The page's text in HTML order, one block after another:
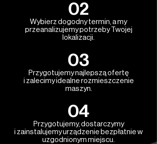
02
Wybierz dogodny termin, a my
przeanalizujemy potrzeby Twojej
lokalizacji.
03
Przygotujemy najlepszą ofertę
i zalecimy idealne rozmieszczenie
maszyn.
04
Przygotujemy, dostarczymy
i zainstalujemy urządzenie bezpłatnie w
uzgodnionym miejscu.